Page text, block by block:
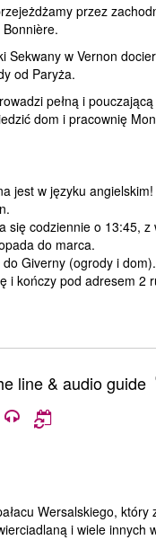
przez
Sekwany w Vernon
od Paryża.
pełną i
dom i pracownię
jest w języku angielskim!
się codziennie o 13:45,
do marca.
Giverny (ogrody i dom).
i kończy pod adresem 2
line & audio guide
Wersalskiego,
i wiele innych